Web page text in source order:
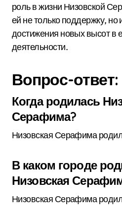
роль в жизни Низовской
ей не только поддержку,
достижения новых высот в
деятельности.
Вопрос-ответ:
Когда родилась
Серафима?
Низовская Серафима
В каком городе
Низовская
Низовская Серафима